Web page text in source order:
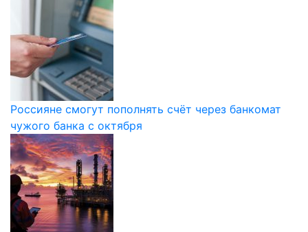
Россияне смогут пополнять счёт через банкомат
чужого банка с октября